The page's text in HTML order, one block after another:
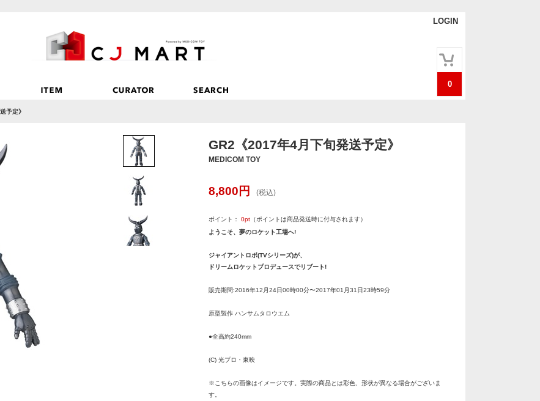
LOGIN
0
予定》
GR2《2017年4月下旬発送予定》
MEDICOM TOY
8,800 円 (税込)
ポイント： 0pt （ポイントは商品発送時に付与されます）
ようこそ、夢のロケット工場へ!
ジャイアントロボ(TVシリーズ)が、
ドリームロケットプロデュースでリブート!
販売期間:2016年12月24日00時00分〜2017年01月31日23時59分
原型製作 ハンサムタロウエム
●全高約240mm
(C) 光プロ・東映
※こちらの画像はイメージです。実際の商品とは彩色、形状が異なる場合がございま
す。